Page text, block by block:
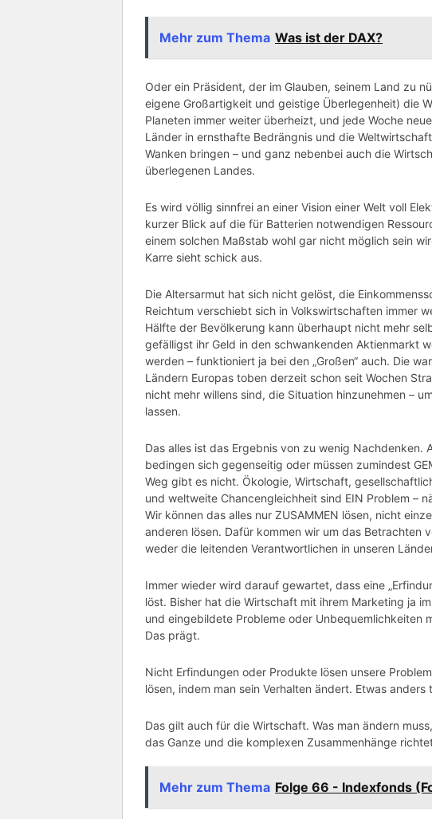
Mehr zum Thema Was ist der DAX?
Oder ein Präsident, der im Glauben, seinem Land zu
eigene Großartigkeit und geistige Überlegenheit) die
Planeten immer weiter überheizt, und jede Woche
Länder in ernsthafte Bedrängnis und die
Wanken bringen – und ganz nebenbei auch die
überlegenen Landes.
Es wird völlig sinnfrei an einer Vision einer Welt voll
kurzer Blick auf die für Batterien notwendigen
einem solchen Maßstab wohl gar nicht möglich sein
Karre sieht schick aus.
Die Altersarmut hat sich nicht gelöst, die
Reichtum verschiebt sich in Volkswirtschaften immer
Hälfte der Bevölkerung kann überhaupt nicht mehr
gefälligst ihr Geld in den schwankenden Aktienmarkt
werden – funktioniert ja bei den „Großen“ auch. Die
Ländern Europas toben derzeit schon seit Wochen
nicht mehr willens sind, die Situation hinzunehmen –
lassen.
Das alles ist das Ergebnis von zu wenig Nachdenken.
bedingen sich gegenseitig oder müssen zumindest
Weg gibt es nicht. Ökologie, Wirtschaft,
und weltweite Chancengleichheit sind EIN Problem –
Wir können das alles nur ZUSAMMEN lösen, nicht
anderen lösen. Dafür kommen wir um das Betrachten
weder die leitenden Verantwortlichen in unseren
Immer wieder wird darauf gewartet, dass eine
löst. Bisher hat die Wirtschaft mit ihrem Marketing ja
und eingebildete Probleme oder Unbequemlichkeiten
Das prägt.
Nicht Erfindungen oder Produkte lösen unsere
lösen, indem man sein Verhalten ändert. Etwas
Das gilt auch für die Wirtschaft. Was man ändern
das Ganze und die komplexen Zusammenhänge
Mehr zum Thema Folge 66 - Indexfonds